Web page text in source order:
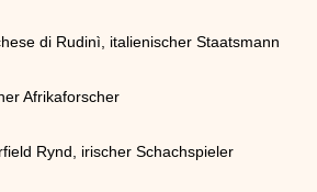
di Rudinì, italienischer Staatsmann
Afrikaforscher
Rynd, irischer Schachspieler